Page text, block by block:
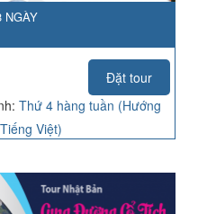
NGÀY
Đặt tour
Thứ 4 hàng tuần (Hướng
Việt)